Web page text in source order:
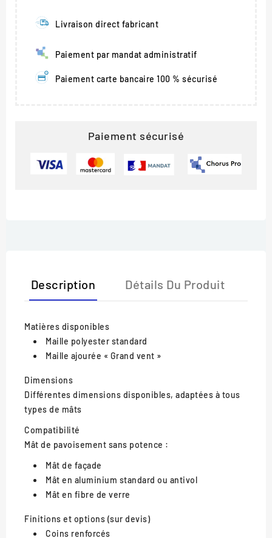
Livraison direct fabricant
Paiement par mandat administratif
Paiement carte bancaire 100 % sécurisé
Paiement sécurisé
Description Détails Du Produit
Matières disponibles
Maille polyester standard
Maille ajourée « Grand vent »
Dimensions
Différentes dimensions disponibles, adaptées à tous
types de mâts
Compatibilité
Mât de pavoisement sans potence :
Mât de façade
Mât en aluminium standard ou antivol
Mât en fibre de verre
Finitions et options (sur devis)
Coins renforcés